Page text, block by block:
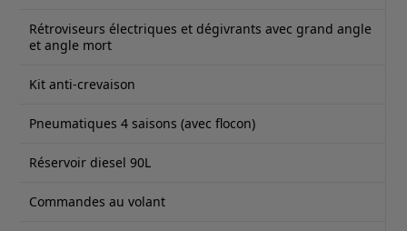
Rétroviseurs électriques et dégivrants avec grand angle
et angle mort
Kit anti-crevaison
Pneumatiques 4 saisons (avec flocon)
Réservoir diesel 90L
Commandes au volant